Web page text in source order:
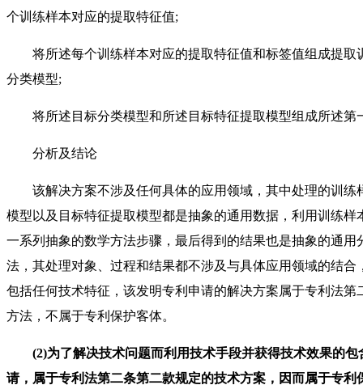
个训练样本对应的提取特征值;
将所述每个训练样本对应的提取特征值和标签值组成提取
分类模型;
将所述目标分类模型和所述目标特征提取模型组成所述第
分析及结论
该解决方案不涉及任何具体的应用领域，其中处理的训练
模型以及目标特征提取模型都是抽象的通用数据，利用训练
一系列抽象的数学方法步骤，最后得到的结果也是抽象的通
法，其处理对象、过程和结果都不涉及与具体应用领域的结
包括任何技术特征，该发明专利申请的解决方案属于专利法
方法，不属于专利保护客体。
(2)为了解决技术问题而利用技术手段并获得技术效果的
请，属于专利法第二条第二款规定的技术方案，因而属于专利